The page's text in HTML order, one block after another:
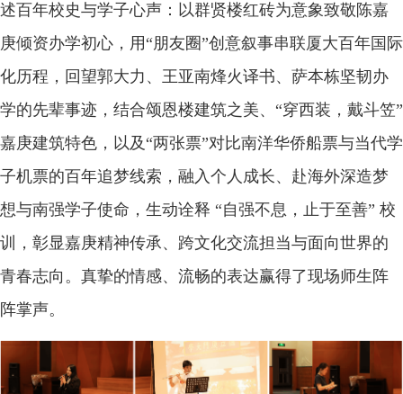
述百年校史与学子心声：以群贤楼红砖为意象致敬陈嘉
庚倾资办学初心，用“朋友圈”创意叙事串联厦大百年国际
化历程，回望郭大力、王亚南烽火译书、萨本栋坚韧办
学的先辈事迹，结合颂恩楼建筑之美、“穿西装，戴斗笠”
嘉庚建筑特色，以及“两张票”对比南洋华侨船票与当代学
子机票的百年追梦线索，融入个人成长、赴海外深造梦
想与南强学子使命，生动诠释 “自强不息，止于至善” 校
训，彰显嘉庚精神传承、跨文化交流担当与面向世界的
青春志向。真挚的情感、流畅的表达赢得了现场师生阵
阵掌声。